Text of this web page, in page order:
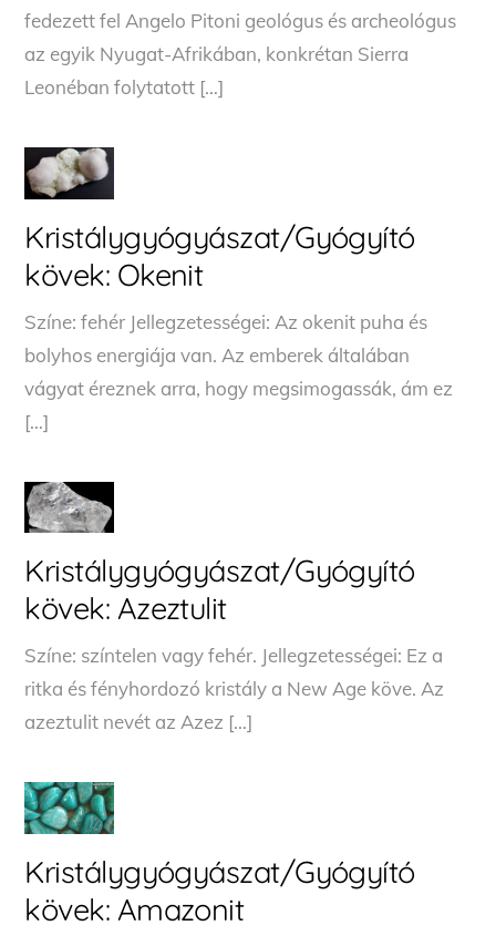
fedezett fel Angelo Pitoni geológus és archeológus
az egyik Nyugat-Afrikában, konkrétan Sierra
Leonéban folytatott […]
Kristálygyógyászat/Gyógyító
kövek: Okenit
Színe: fehér Jellegzetességei: Az okenit puha és
bolyhos energiája van. Az emberek általában
vágyat éreznek arra, hogy megsimogassák, ám ez
[…]
Kristálygyógyászat/Gyógyító
kövek: Azeztulit
Színe: színtelen vagy fehér. Jellegzetességei: Ez a
ritka és fényhordozó kristály a New Age köve. Az
azeztulit nevét az Azez […]
Kristálygyógyászat/Gyógyító
kövek: Amazonit